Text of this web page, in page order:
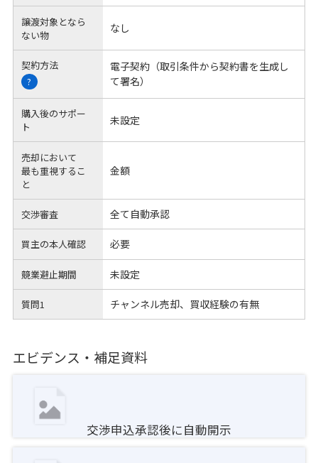
譲渡対象となら
ない物
なし
契約方法
?
電子契約（取引条件から契約書を生成し
て署名）
購入後のサポー
ト
未設定
売却において
最も重視するこ
と
金額
交渉審査 全て自動承認
買主の本人確認 必要
競業避止期間 未設定
質問1 チャンネル売却、買収経験の有無
エビデンス・補足資料
交渉申込承認後に自動開示